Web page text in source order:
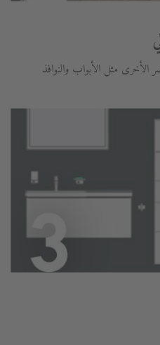
الأخرى مثل الأبواب والنوافذ